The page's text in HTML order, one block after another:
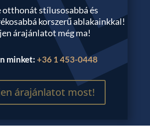
otthonát stílusosabbá és
korszerű ablakainkkal!
árajánlatot még ma!
minket:+36 1 453-0448
árajánlatot most!